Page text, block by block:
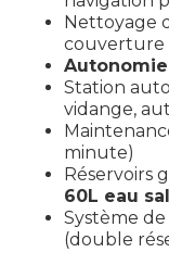
Nettoyage
couverture
Autonomie
Station
vidange,
minute)
Réservoirs
60L eau
Système
(double